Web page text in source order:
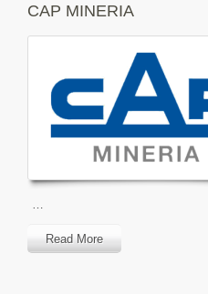
CAP MINERIA
…
Read More